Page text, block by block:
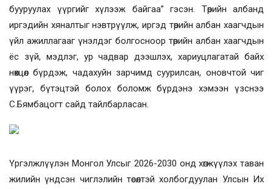
бууруулах үүргийг хүлээж байгаа” гэсэн. Төрийн албанд
иргэдийн хяналтыг нэвтрүүлж, иргэд төрийн албан хаагчдын
үйл ажиллагааг үнэлдэг болгосноор төрийн албан хаагчдын
ёс зүй, мэдлэг, ур чадвар дээшлэх, хариуцлагатай байх
нөхцөл бүрдэж, чадахуйн зарчимд суурилсан, оновчтой чиг
үүрэг, бүтэцтэй болох боломж бүрдэнэ хэмээн үзснээ
С.Бямбацогт сайд тайлбарласан.
Үргэлжлүүлэн Монгол Улсыг 2026-2030 онд хөгжүүлэх таван
жилийн үндсэн чиглэлийн төсөлтэй холбогдуулан Улсын Их